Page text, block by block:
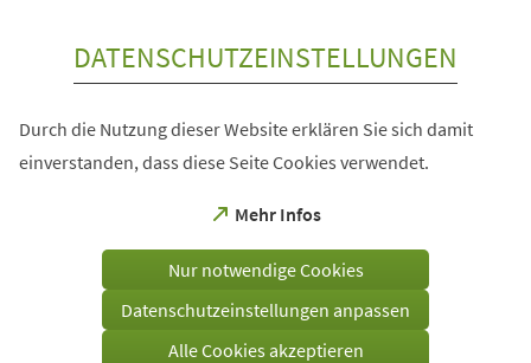
DATENSCHUTZEINSTELLUNGEN
Durch die Nutzung dieser Website erklären Sie sich damit
einverstanden, dass diese Seite Cookies verwendet.
Mehr Infos
(Öffnet
einem
Tab)
Nur notwendige Cookies
Datenschutzeinstellungen anpassen
Alle Cookies akzeptieren